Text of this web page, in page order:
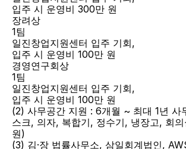
입주 시 운영비 300만 원
장려상
1팀
일진창업지원센터 입주 기회,
입주 시 운영비 100만 원
경영연구회상
1팀
일진창업지원센터 입주 기회,
입주 시 운영비 100만 원
(2) 사무공간 지원 : 6개월 ~ 최대 1년 사
스크, 의자, 복합기, 정수기, 냉장고, 회
원)
(3) 김·장 법률사무소, 삼일회계법인,